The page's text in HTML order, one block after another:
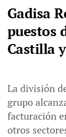
Gadisa
puestos
Castilla
La división
grupo
facturación
otros